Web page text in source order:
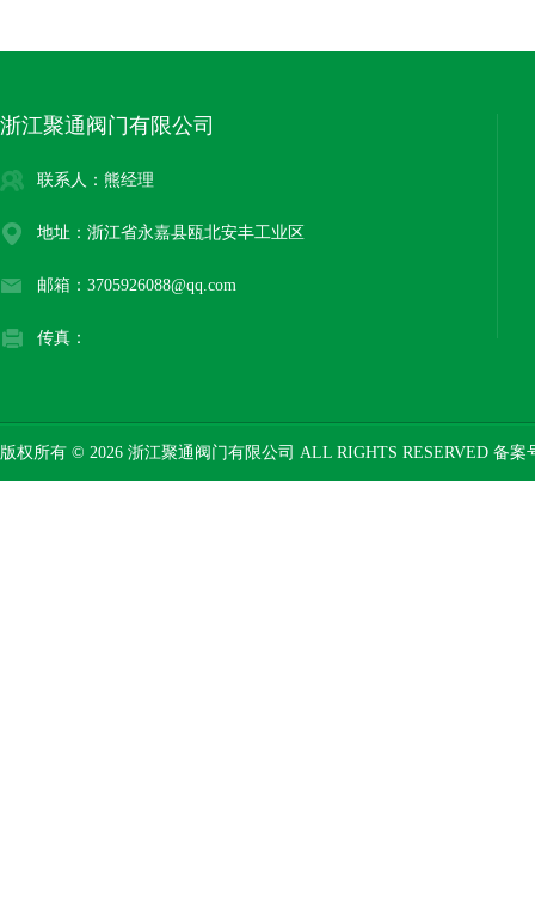
浙江聚通阀门有限公司
联系人：熊经理
地址：浙江省永嘉县瓯北安丰工业区
邮箱：3705926088@qq.com
传真：
版权所有 © 2026 浙江聚通阀门有限公司 ALL RIGHTS RESERVED 备案